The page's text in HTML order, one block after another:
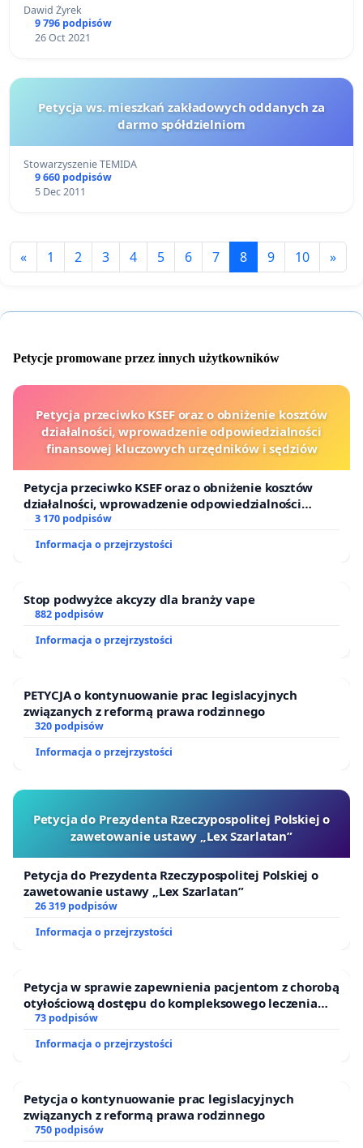
Dawid Żyrek
9 796 podpisów
26 Oct 2021
Petycja ws. mieszkań zakładowych oddanych za
darmo spółdzielniom
Stowarzyszenie TEMIDA
9 660 podpisów
5 Dec 2011
« 1 2 3 4 5 6 7 8 9 10 »
Petycje promowane przez innych użytkowników
Petycja przeciwko KSEF oraz o obniżenie kosztów
działalności, wprowadzenie odpowiedzialności
finansowej kluczowych urzędników i sędziów
Petycja przeciwko KSEF oraz o obniżenie kosztów
działalności, wprowadzenie odpowiedzialności
finansowej kluczowych urzędników i sędziów
3 170 podpisów
Informacja o przejrzystości
Stop podwyżce akcyzy dla branży vape
882 podpisów
Informacja o przejrzystości
PETYCJA o kontynuowanie prac legislacyjnych
związanych z reformą prawa rodzinnego
320 podpisów
Informacja o przejrzystości
Petycja do Prezydenta Rzeczypospolitej Polskiej o
zawetowanie ustawy „Lex Szarlatan”
Petycja do Prezydenta Rzeczypospolitej Polskiej o
zawetowanie ustawy „Lex Szarlatan”
26 319 podpisów
Informacja o przejrzystości
Petycja w sprawie zapewnienia pacjentom z chorobą
otyłościową dostępu do kompleksowego leczenia
oraz programów profilaktycznych.
73 podpisów
Informacja o przejrzystości
Petycja o kontynuowanie prac legislacyjnych
związanych z reformą prawa rodzinnego
750 podpisów